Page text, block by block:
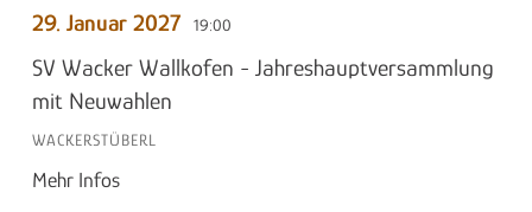
29. Januar 2027 19:00
SV Wacker Wallkofen - Jahreshauptversammlung
mit Neuwahlen
WACKERSTÜBERL
Mehr Infos